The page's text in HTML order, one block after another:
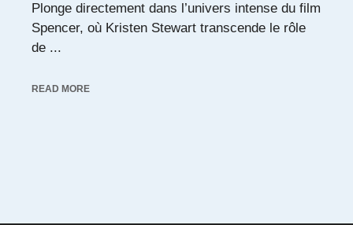
Plonge directement dans l’univers intense du film
Spencer, où Kristen Stewart transcende le rôle
de ...
READ MORE